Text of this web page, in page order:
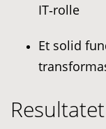
IT‑rolle
Et solid